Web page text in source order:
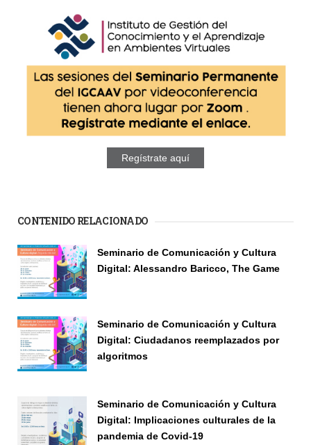
Regístrate aquí
CONTENIDO RELACIONADO
Seminario de Comunicación y Cultura
Digital: Alessandro Baricco, The Game
Seminario de Comunicación y Cultura
Digital: Ciudadanos reemplazados por
algoritmos
Seminario de Comunicación y Cultura
Digital: Implicaciones culturales de la
pandemia de Covid-19
Páginas